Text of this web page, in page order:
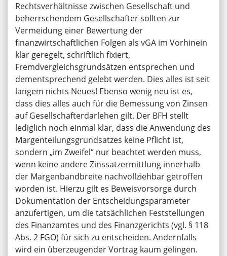
Rechtsverhältnisse zwischen Gesellschaft und
beherrschendem Gesellschafter sollten zur
Vermeidung einer Bewertung der
finanzwirtschaftlichen Folgen als vGA im Vorhinein
klar geregelt, schriftlich fixiert,
Fremdvergleichsgrundsätzen entsprechen und
dementsprechend gelebt werden. Dies alles ist seit
langem nichts Neues! Ebenso wenig neu ist es,
dass dies alles auch für die Bemessung von Zinsen
auf Gesellschafterdarlehen gilt. Der BFH stellt
lediglich noch einmal klar, dass die Anwendung des
Margenteilungsgrundsatzes keine Pflicht ist,
sondern „im Zweifel“ nur beachtet werden muss,
wenn keine andere Zinssatzermittlung innerhalb
der Margenbandbreite nachvollziehbar getroffen
worden ist. Hierzu gilt es Beweisvorsorge durch
Dokumentation der Entscheidungsparameter
anzufertigen, um die tatsächlichen Feststellungen
des Finanzamtes und des Finanzgerichts (vgl. § 118
Abs. 2 FGO) für sich zu entscheiden. Andernfalls
wird ein überzeugender Vortrag kaum gelingen.